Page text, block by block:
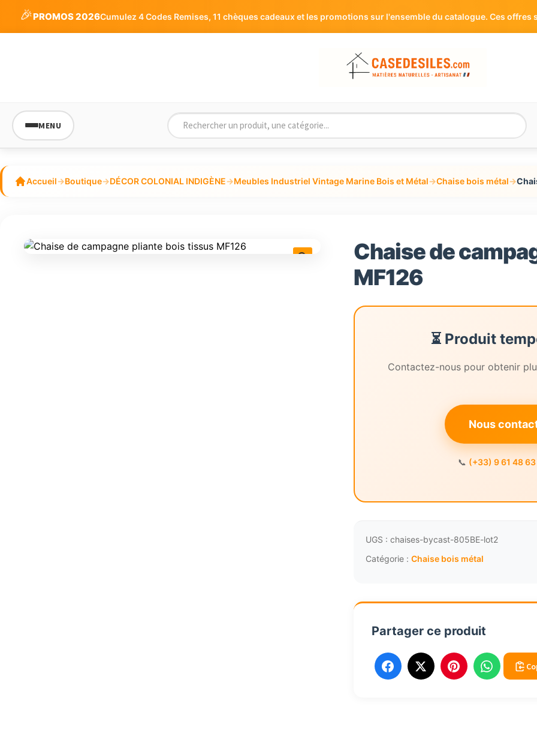
🎉PROMOS 2026Cumulez 4 Codes Remises, 11 chèques cadeaux et les promotions sur l'ensemble du catalogue. Ces
MENU
Accueil→Boutique→DÉCOR COLONIAL INDIGÈNE→Meubles Industriel Vintage Marine Bois et Métal→Chaise bois métal→
Chaise de
MF126
⏳ Produit
Contactez-nous pour obtenir
Nous
📞 (+33) 9 61 48
UGS : chaises-bycast-805BE-lot2
Catégorie : Chaise bois métal
Partager ce produit